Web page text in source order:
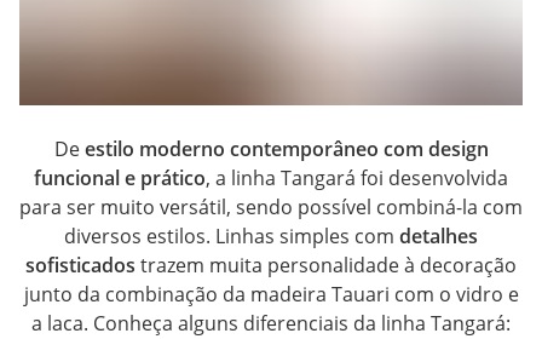
Deestilo moderno contemporâneo com design
funcional e prático, a linha Tangará foi desenvolvida
para ser muito versátil, sendo possível combiná-la com
diversos estilos. Linhas simples com detalhes
sofisticados trazem muita personalidade à decoração
junto da combinação da madeira Tauari com o vidro e
a laca. Conheça alguns diferenciais da linha Tangará: